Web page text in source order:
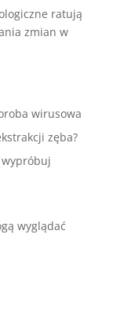
ratują
zmian w
wirusowa
zęba?
wypróbuj
wyglądać